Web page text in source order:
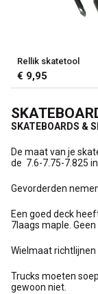
Rellik skatetool
€ 9,95
SKATEBOARDS &
De maat van je
de 7.6-7.75-7.825
Gevorderden
Een goed deck
7laags maple.
Wielmaat
Trucks moeten
gewoon niet.